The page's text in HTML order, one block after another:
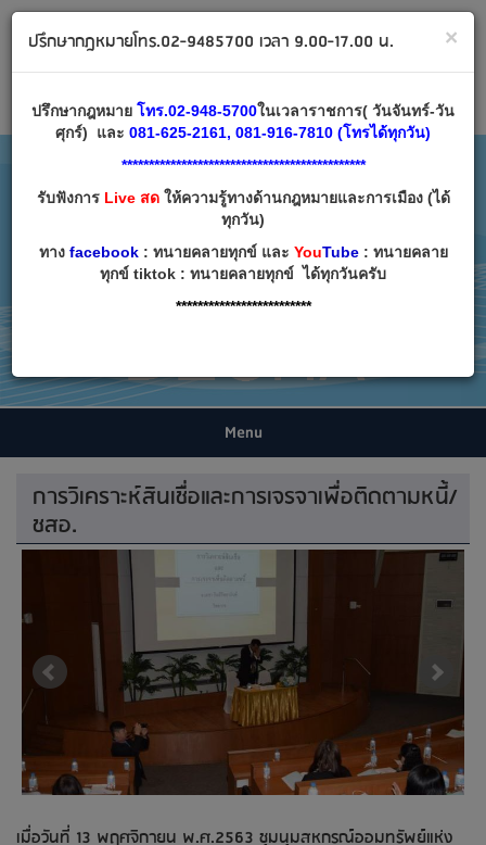
Email:decha007@decha.com
เข้าสู่ระบบ สมัครสมาชิก
Menu
การวิเคราะห์สินเชื่อและการเจรจาเพื่อติดตามหนี้/
ชสอ.
เมื่อวันที่ 13 พฤศจิกายน พ.ศ.2563 ชุมนุมสหกรณ์ออมทรัพย์แห่ง
×
ปรึกษากฎหมายโทร.02-9485700 เวลา 9.00-17.00 น.
ปรึกษากฎหมาย โทร.02-948-5700ในเวลาราชการ( วันจันทร์-วัน
ศุกร์) และ 081-625-2161, 081-916-7810 (โทรได้ทุกวัน)
*********************************************
รับฟังการLive สดให้ความรู้ทางด้านกฎหมายและการเมือง (ได้
ทุกวัน)
ทาง facebook: ทนายคลายทุกข์ และ YouTube: ทนายคลาย
ทุกข์ tiktok : ทนายคลายทุกข์ ได้ทุกวันครับ
*************************